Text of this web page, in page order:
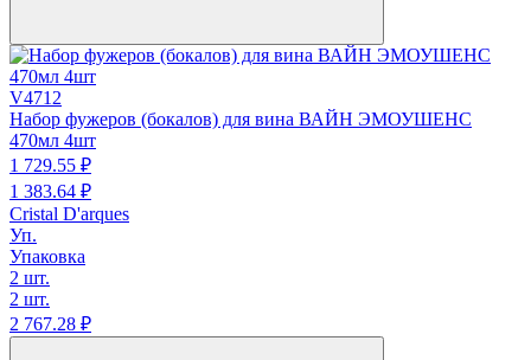
V4712
Набор фужеров (бокалов) для вина ВАЙН ЭМОУШЕНС
470мл 4шт
1 729.55 ₽
1 383.64 ₽
Cristal D'arques
Уп.
Упаковка
2 шт.
2 шт.
2 767.28 ₽